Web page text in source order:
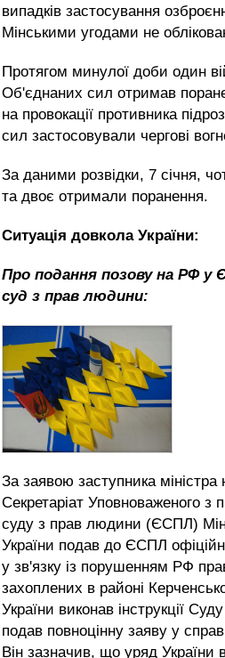
випадків застосування
Мінськими угодами не
Протягом минулої доби один
Об'єднаних сил отримав
на провокації противника
сил застосовували чергові
За даними розвідки, 7 січня,
та двоє отримали поранення.
Ситуація довкола України:
Про подання позову на РФ у
суд з прав людини:
За заявою заступника міністра
Секретаріат Уповноваженого з
суду з прав людини (ЄСПЛ)
України подав до ЄСПЛ
у зв'язку із порушенням РФ
захоплених в районі
України виконав інструкції
подав повноцінну заяву у
Він зазначив, що уряд України